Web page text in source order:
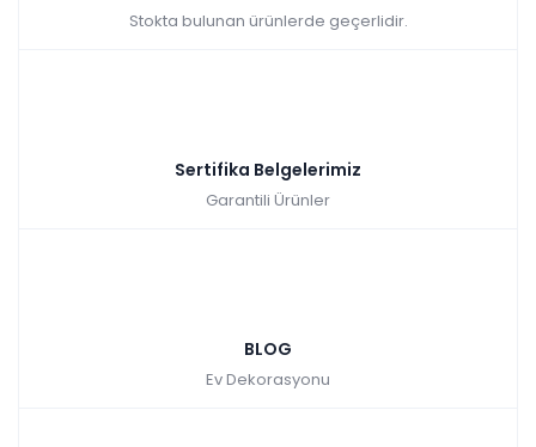
Stokta bulunan ürünlerde geçerlidir.
Sertifika Belgelerimiz
Garantili Ürünler
BLOG
Ev Dekorasyonu